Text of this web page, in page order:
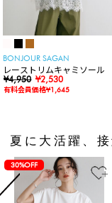
BONJOUR SAGAN
レーストリムキャミソール
¥4,950 ¥2,530
有料会員価格¥1,645
夏に大活躍、
30%OFF